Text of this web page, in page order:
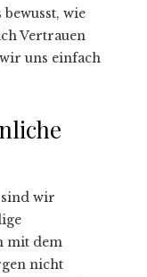
wie
Vertrauen
uns einfach
wir
mit dem
nicht